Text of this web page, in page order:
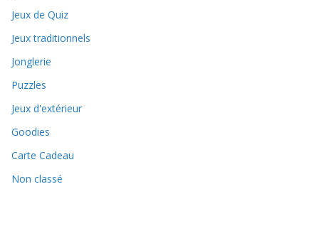
Jeux de Quiz
Jeux traditionnels
Jonglerie
Puzzles
Jeux d'extérieur
Goodies
Carte Cadeau
Non classé